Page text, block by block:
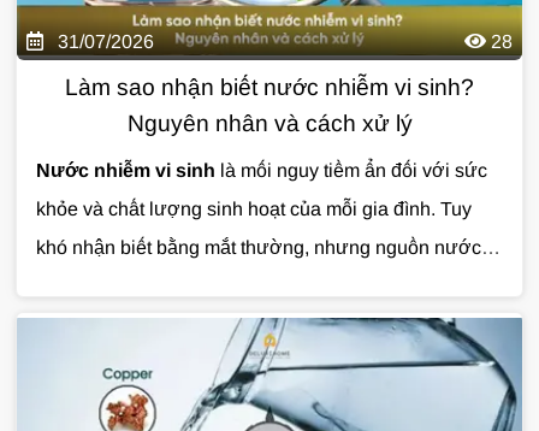
31/07/2026 28
Làm sao nhận biết nước nhiễm vi sinh?
Nguyên nhân và cách xử lý
Nước nhiễm vi sinh là mối nguy tiềm ẩn đối với sức
khỏe và chất lượng sinh hoạt của mỗi gia đình. Tuy
khó nhận biết bằng mắt thường, nhưng nguồn nước ô
lý kịp thời.Cùng Giải Pháp Nước tìm hiểu chi tiết về
nguyên nhân, dấu hiệu nhận biết và giải pháp xử lý
nước nhiễm vi sinh hiệu quả qua bài viết dưới đây.